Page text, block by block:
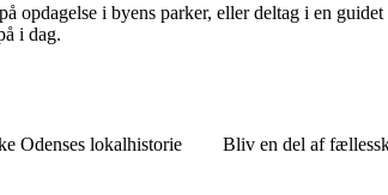
opdagelse i byens parker, eller deltag i en
i dag.
Odenses lokalhistorie
Bliv en del af